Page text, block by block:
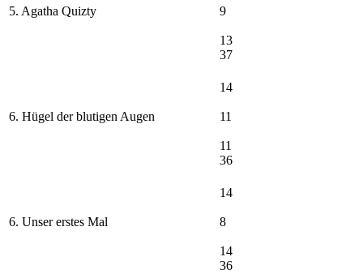
5. Agatha Quizty 9
13
37
6. Hügel der blutigen Augen
14
11
11
36
6. Unser erstes Mal
14
8
14
36